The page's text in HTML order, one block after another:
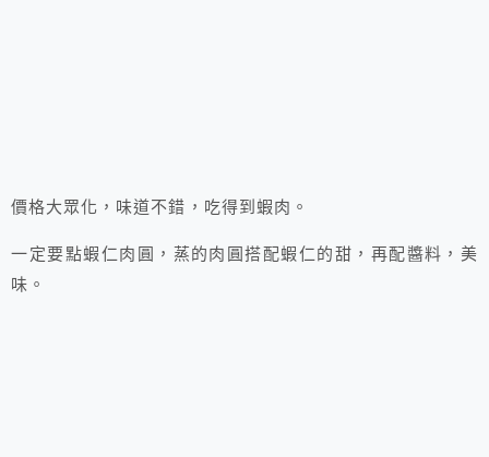
價格大眾化，味道不錯，吃得到蝦肉。
一定要點蝦仁肉圓，蒸的肉圓搭配蝦仁的甜，再配醬料，美
味。